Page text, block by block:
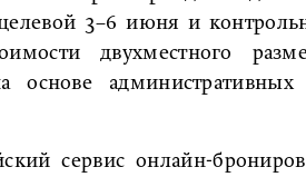
3–6 июня и
двухместного
сервис онлайн-